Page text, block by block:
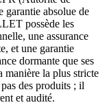
garantie absolue de
possède les
une assurance
et une garantie
dormante que ses
manière la plus stricte
des produits ; il
et audité.